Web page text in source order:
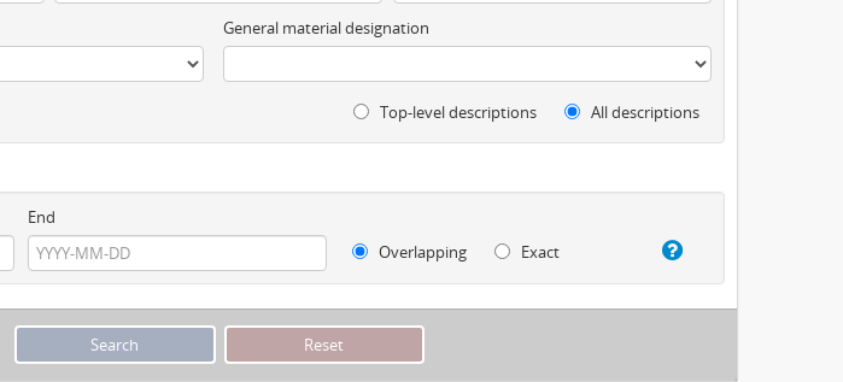
General material designation
Top-level descriptions All descriptions
End
Overlapping
Exact